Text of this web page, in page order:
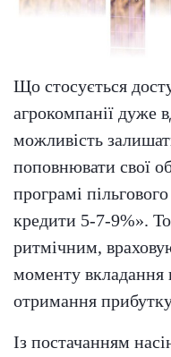
Що стосується
агрокомпанії дуже
можливість
поповнювати свої
програмі
кредити 5-7-9%».
ритмічним,
моменту вкладання
отримання
Із постачанням